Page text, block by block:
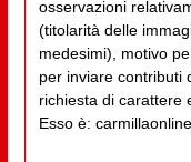
osservazioni
(titolarità delle
medesimi), motivo
per inviare contributi
richiesta di carattere
Esso è: